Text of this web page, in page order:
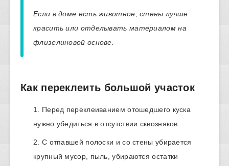
Если в доме есть животное, стены лучше
красить или отделывать материалом на
флизелиновой основе.
Как переклеить большой участок
Перед переклеиванием отошедшего куска
нужно убедиться в отсутствии сквозняков.
С отпавшей полоски и со стены убирается
крупный мусор, пыль, убираются остатки